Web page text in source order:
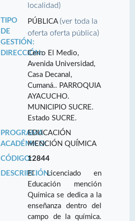
localidad)
TIPO
DE
GESTIÓN:
PÚBLICA(ver toda la
oferta oferta pública)
DIRECCIÓN:Cerro El Medio,
Avenida Universidad,
Casa Decanal,
Cumaná.. PARROQUIA
AYACUCHO.
MUNICIPIO SUCRE.
Estado SUCRE.
PROGRAMA
ACADÉMICO:
EDUCACIÓN
MENCIÓN QUÍMICA
CÓDIGO:12844
DESCRIPCIÓN:El Licenciado en
Educación mención
Química se dedica a la
enseñanza dentro del
campo de la química.